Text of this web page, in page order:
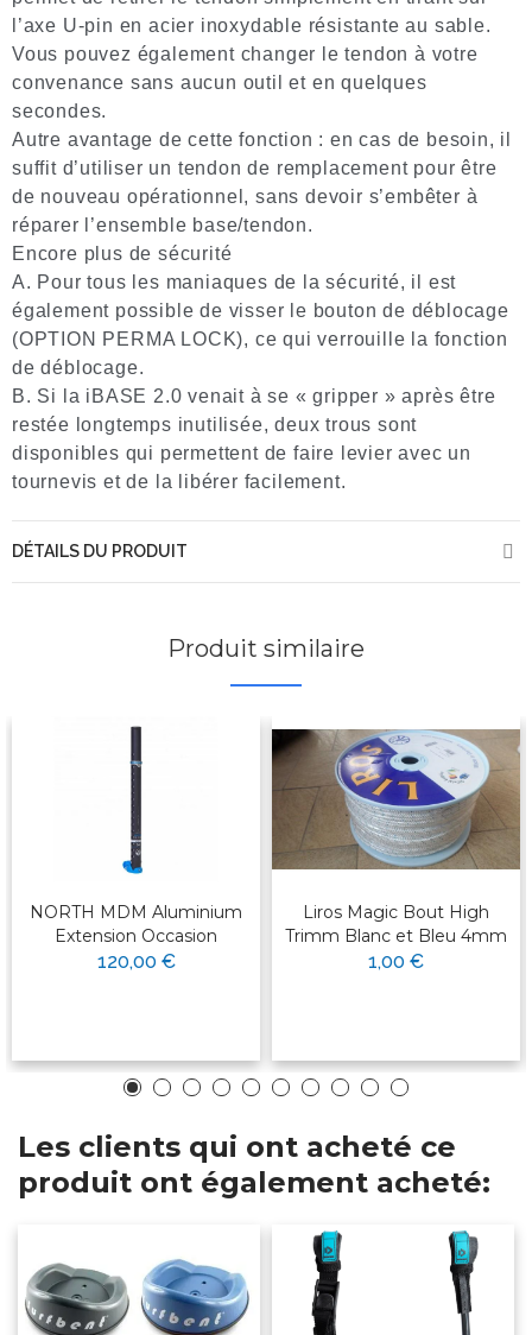
l’axe U-pin en acier inoxydable résistante au sable.
Vous pouvez également changer le tendon à votre
convenance sans aucun outil et en quelques
secondes.
Autre avantage de cette fonction : en cas de besoin, il
suffit d’utiliser un tendon de remplacement pour être
de nouveau opérationnel, sans devoir s’embêter à
réparer l’ensemble base/tendon.
Encore plus de sécurité
A. Pour tous les maniaques de la sécurité, il est
également possible de visser le bouton de déblocage
(OPTION PERMA LOCK), ce qui verrouille la fonction
de déblocage.
B. Si la iBASE 2.0 venait à se « gripper » après être
restée longtemps inutilisée, deux trous sont
disponibles qui permettent de faire levier avec un
tournevis et de la libérer facilement.
DÉTAILS DU PRODUIT
Produit similaire
NORTH MDM Aluminium
Extension Occasion
120,00 €
Liros Magic Bout High
Trimm Blanc et Bleu 4mm
1,00 €
Les clients qui ont acheté ce
produit ont également acheté: